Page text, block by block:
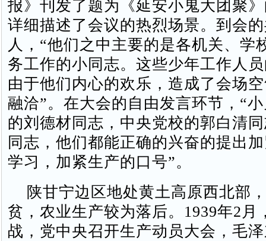
报》刊发了题为《延安小鬼大团聚
详细描述了会议的热烈场景。到会
人，“他们之中主要的是各机关、学
务工作的小同志。这些少年工作人
由于他们内心的欢乐，造成了会场
融洽”。在大会的自由发言环节，“
的刘德材同志，中央党校的郭白清
同志，他们都能正确的兴奋的提出
学习，加紧生产的口号”。
陕甘宁边区地处黄土高原西北部
贫，农业生产较为落后。1939年2月
战，党中央召开生产动员大会，毛